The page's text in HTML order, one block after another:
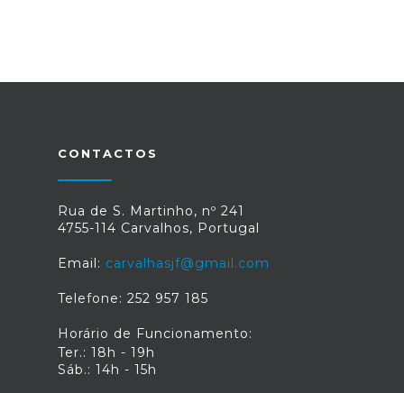
CONTACTOS
Rua de S. Martinho, nº 241
4755-114 Carvalhos, Portugal
Email: carvalhasjf@gmail.com
Telefone: 252 957 185
Horário de Funcionamento:
Ter.: 18h - 19h
Sáb.: 14h - 15h